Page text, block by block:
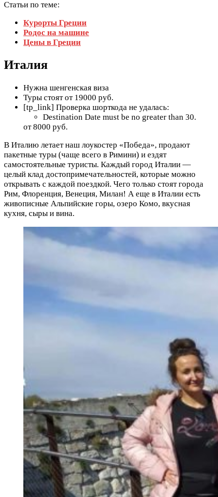
Статьи по теме:
Курорты Греции
Родос на машине
Цены в Греции
Италия
Нужна шенгенская виза
Туры стоят от 19000 руб.
[tp_link] Проверка шорткода не удалась:
Destination Date must be no greater than 30.
от 8000 руб.
В Италию летает наш лоукостер «Победа», продают
пакетные туры (чаще всего в Римини) и ездят
самостоятельные туристы. Каждый город Италии —
целый клад достопримечательностей, которые можно
открывать с каждой поездкой. Чего только стоят города
Рим, Флоренция, Венеция, Милан! А еще в Италии есть
живописные Альпийские горы, озеро Комо, вкусная
кухня, сыры и вина.